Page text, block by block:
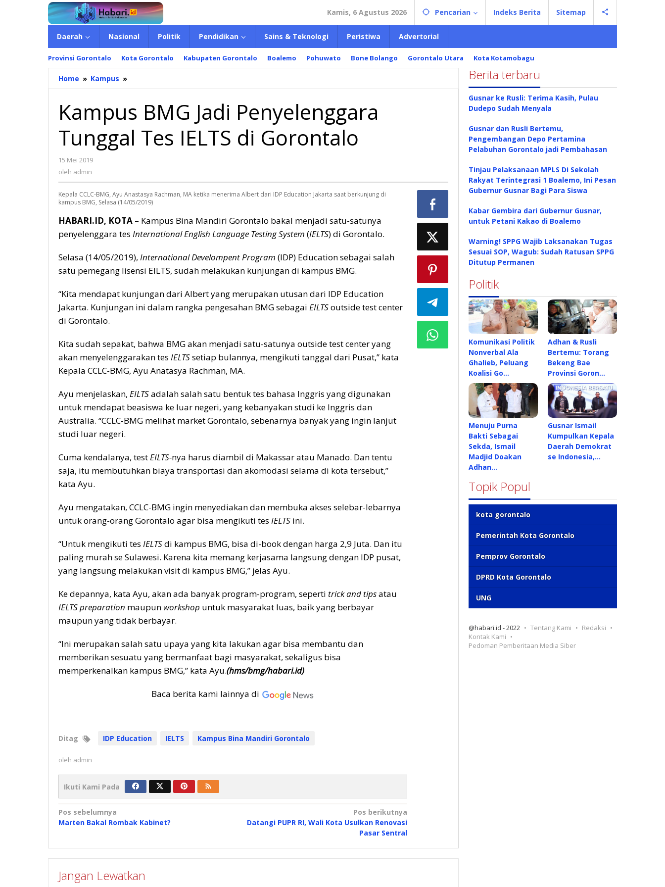
konten
Kamis, 6 Agustus 2026 Pencarian Indeks Berita Sitemap
Daerah Nasional Politik Pendidikan Sains & Teknologi Peristiwa Advertorial
Provinsi Gorontalo Kota Gorontalo Kabupaten Gorontalo Boalemo Pohuwato Bone Bolango Gorontalo Utara Kota Kotamobagu
Home » Kampus »
BMG
Penyelenggara
Tunggal
Tes
Kampus BMG Jadi Penyelenggara
Tunggal Tes IELTS di Gorontalo
15 Mei 2019
oleh admin
Kepala CCLC-BMG, Ayu Anastasya Rachman, MA ketika menerima Albert dari IDP Education Jakarta saat berkunjung di
kampus BMG, Selasa (14/05/2019)
HABARI.ID, KOTA – Kampus Bina Mandiri Gorontalo bakal menjadi satu-satunya
penyelenggara tes International English Language Testing System (IELTS) di Gorontalo.
Selasa (14/05/2019), International Develompent Program (IDP) Education sebagai salah
satu pemegang lisensi EILTS, sudah melakukan kunjungan di kampus BMG.
“Kita mendapat kunjungan dari Albert yang merupakan utusan dari IDP Education
Jakarta. Kunjungan ini dalam rangka pengesahan BMG sebagai EILTSoutside test center
di Gorontalo.
Kita sudah sepakat, bahwa BMG akan menjadi satu-satunya outside test center yang
akan menyelenggarakan tes IELTSsetiap bulannya, mengikuti tanggal dari Pusat,” kata
Kepala CCLC-BMG, Ayu Anatasya Rachman, MA.
Ayu menjelaskan, EILTSadalah salah satu bentuk tes bahasa Inggris yang digunakan
untuk mendapat beasiswa ke luar negeri, yang kebanyakan studi ke Inggris dan
Australia. “CCLC-BMG melihat market Gorontalo, sebenarnya banyak yang ingin lanjut
studi luar negeri.
Cuma kendalanya, testEILTS-nya harus diambil di Makassar atau Manado. Dan tentu
saja, itu membutuhkan biaya transportasi dan akomodasi selama di kota tersebut,”
kata Ayu.
Ayu mengatakan, CCLC-BMG ingin menyediakan dan membuka akses selebar-lebarnya
untuk orang-orang Gorontalo agar bisa mengikuti tes IELTS ini.
“Untuk mengikuti tes IELTSdi kampus BMG, bisa di-book dengan harga 2,9 Juta. Dan itu
paling murah se Sulawesi. Karena kita memang kerjasama langsung dengan IDP pusat,
yang langsung melakukan visit di kampus BMG,” jelas Ayu.
Ke depannya, kata Ayu, akan ada banyak program-program, seperti trick and tipsatau
IELTS preparation maupun workshop untuk masyarakat luas, baik yang berbayar
maupun yang tidak berbayar.
“Ini merupakan salah satu upaya yang kita lakukan agar bisa membantu dan
memberikan sesuatu yang bermanfaat bagi masyarakat, sekaligus bisa
memperkenalkan kampus BMG,” kata Ayu.(hms/bmg/habari.id)
Baca berita kami lainnya di
Ditag IDP Education IELTS Kampus Bina Mandiri Gorontalo
oleh admin
Ikuti Kami Pada
Navigasi
pos
Pos sebelumnya
Marten Bakal Rombak Kabinet?
Pos berikutnya
Datangi PUPR RI, Wali Kota Usulkan Renovasi
Pasar Sentral
Jangan Lewatkan
Berita terbaru
Gusnar ke Rusli: Terima Kasih, Pulau
Dudepo Sudah Menyala
Gusnar dan Rusli Bertemu,
Pengembangan Depo Pertamina
Pelabuhan Gorontalo jadi Pembahasan
Tinjau Pelaksanaan MPLS Di Sekolah
Rakyat Terintegrasi 1 Boalemo, Ini Pesan
Gubernur Gusnar Bagi Para Siswa
Kabar Gembira dari Gubernur Gusnar,
untuk Petani Kakao di Boalemo
Warning! SPPG Wajib Laksanakan Tugas
Sesuai SOP, Wagub: Sudah Ratusan SPPG
Ditutup Permanen
Politik
Komunikasi Politik
Nonverbal Ala
Ghalieb, Peluang
Koalisi Go…
Adhan & Rusli
Bertemu: Torang
Bekeng Bae
Provinsi Goron…
Menuju Purna
Bakti Sebagai
Sekda, Ismail
Madjid Doakan
Adhan…
Gusnar Ismail
Kumpulkan Kepala
Daerah Demokrat
se Indonesia,…
Topik Popul
kota gorontalo
Pemerintah Kota Gorontalo
Pemprov Gorontalo
DPRD Kota Gorontalo
UNG
@habari.id - 2022 Tentang Kami
Redaksi
Kontak Kami
Pedoman Pemberitaan Media Siber